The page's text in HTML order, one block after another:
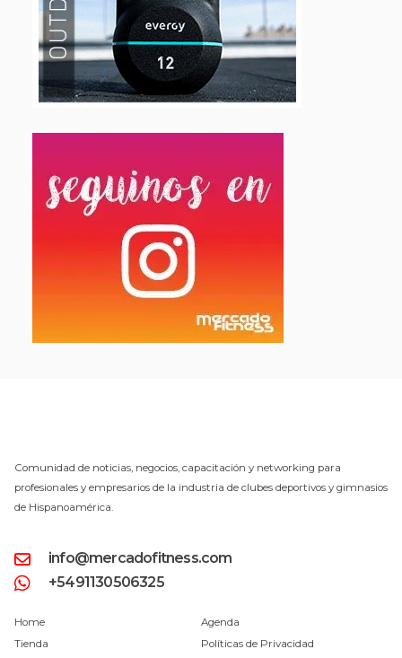
Comunidad de noticias, negocios, capacitación y networking para
profesionales y empresarios de la industria de clubes deportivos y gimnasios
de Hispanoamérica.
info@mercadofitness.com
+5491130506325
Home
Tienda
Agenda
Políticas de Privacidad